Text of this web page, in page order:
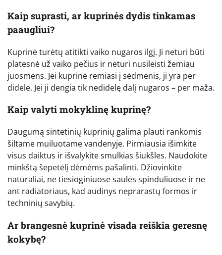
Kaip suprasti, ar kuprinės dydis tinkamas
paaugliui?
Kuprinė turėtų atitikti vaiko nugaros ilgį. Ji neturi būti
platesnė už vaiko pečius ir neturi nusileisti žemiau
juosmens. Jei kuprinė remiasi į sėdmenis, ji yra per
didelė. Jei ji dengia tik nedidelę dalį nugaros – per maža.
Kaip valyti mokyklinę kuprinę?
Daugumą sintetinių kuprinių galima plauti rankomis
šiltame muiluotame vandenyje. Pirmiausia išimkite
visus daiktus ir išvalykite smulkias šiukšles. Naudokite
minkštą šepetėlį dėmėms pašalinti. Džiovinkite
natūraliai, ne tiesioginiuose saulės spinduliuose ir ne
ant radiatoriaus, kad audinys neprarastų formos ir
techninių savybių.
Ar brangesnė kuprinė visada reiškia geresnę
kokybę?